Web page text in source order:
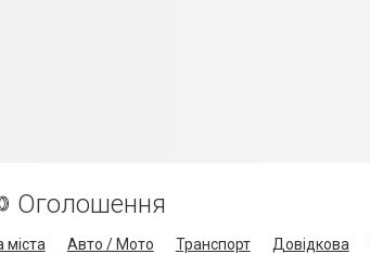
Оголошення
міста Авто / Мото Транспорт Довідкова